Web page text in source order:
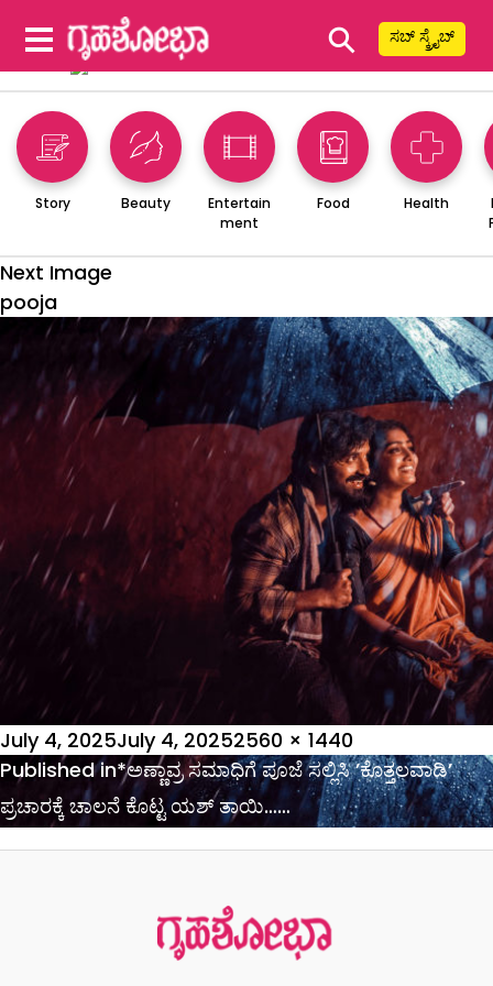
⚲ ಸಬ್ ಸ್ಕ್ರೈಬ್
Story Beauty
Entertain
ment
Food Health
Next Image
pooja
Posted
on
July 4, 2025July 4, 2025Full
size
2560 × 1440
Post
navigation
Published in*ಅಣ್ಣಾವ್ರ ಸಮಾಧಿಗೆ ಪೂಜೆ ಸಲ್ಲಿಸಿ ʼಕೊತ್ತಲವಾಡಿʼ
ಪ್ರಚಾರಕ್ಕೆ ಚಾಲನೆ ಕೊಟ್ಟ ಯಶ್‌ ತಾಯಿ……